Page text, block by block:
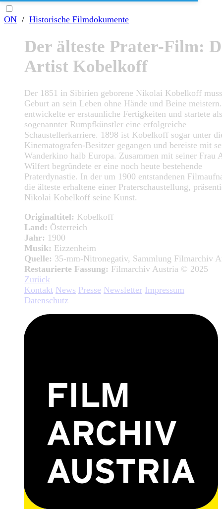
ON / Historische Filmdokumente
Der älteste Prater-Film:
Artist Kobelkoff
Der 1851 in Sibirien geborene Nikolai Kobelkoff
Geburt an sein Leben ohne Hände und Beine
entwickelte er erstaunliche Fertigkeiten und startete als
sogenannter Rumpfkünstler eine erfolgreiche
Schaustellerkarriere. 1898 ist Kobelkoff sogar unter
Kinematografen-Besitzer gegangen und bereiste mit
Wanderkino halb Europa. Zusammen mit seiner Frau
Wilfert begründete er eine noch heute bestehende
Praterdynastie. In der um 1900 entstandenen
die älteste erhaltene einer Praterschaustellung,
Nikolai Kobelkoff seine Kunst.
Originaltitel: Kobelkoff
Land: Österreich
Jahr: 1900
Musik: Eizzenheim
Quelle: 35-mm-Nitronegativ, Sammlung Filmarchiv
Restaurierte Fassung: Filmarchiv Austria © 2025
Zurück
Kontakt News Presse Newsletter Impressum
Datenschutz